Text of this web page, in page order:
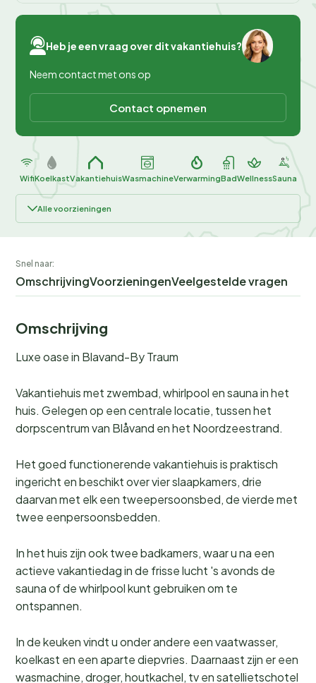
Heb je een vraag over dit vakantiehuis?
Neem contact met ons op
Contact opnemen
WifiKoelkastVakantiehuisWasmachineVerwarmingBadWellnessSauna
Alle voorzieningen
Snel naar:
OmschrijvingVoorzieningenVeelgestelde vragen
Omschrijving
Luxe oase in Blavand-By Traum
Vakantiehuis met zwembad, whirlpool en sauna in het
huis. Gelegen op een centrale locatie, tussen het
dorpscentrum van Blåvand en het Noordzeestrand.
Het goed functionerende vakantiehuis is praktisch
ingericht en beschikt over vier slaapkamers, drie
daarvan met elk een tweepersoonsbed, de vierde met
twee eenpersoonsbedden.
In het huis zijn ook twee badkamers, waar u na een
actieve vakantiedag in de frisse lucht 's avonds de
sauna of de whirlpool kunt gebruiken om te
ontspannen.
In de keuken vindt u onder andere een vaatwasser,
koelkast en een aparte diepvries. Daarnaast zijn er een
wasmachine, droger, houtkachel, tv en satellietschotel